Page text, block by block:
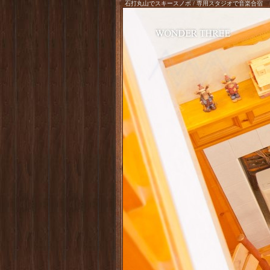
石打丸山でスキースノボ / 専用スタジオで音楽合宿